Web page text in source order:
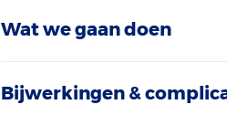
Wat we gaan doen
Bijwerkingen &